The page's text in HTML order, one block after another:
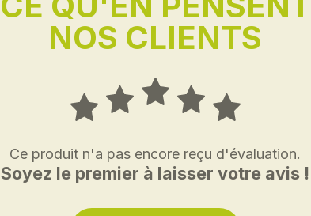
NOS CLIENTS
Ce produit n'a pas encore reçu d'évaluation.
Soyez le premier à laisser votre avis !